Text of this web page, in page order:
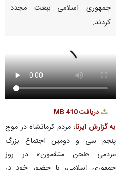
جمهوری اسلامی بیعت مجدد
کردند.
دریافت410 MB
به گزارش ایرنا؛ مردم کرمانشاه در موج
پنجم سی و دومین اجتماع بزرگ
مردمی «نحن منتقمون» در روز